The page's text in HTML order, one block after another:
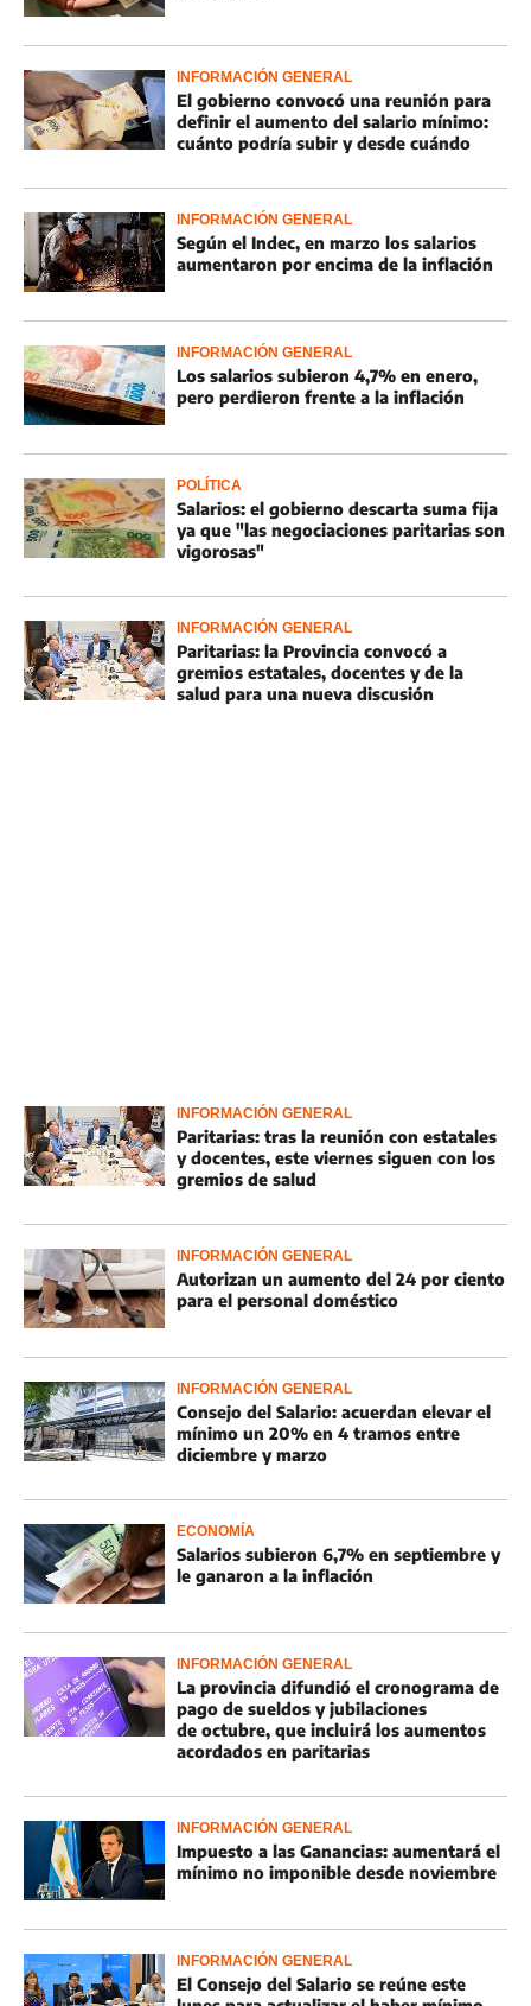
INFORMACIÓN GENERAL
El gobierno convocó una reunión para
definir el aumento del salario mínimo:
cuánto podría subir y desde cuándo
INFORMACIÓN GENERAL
Según el Indec, en marzo los salarios
aumentaron por encima de la inflación
INFORMACIÓN GENERAL
Los salarios subieron 4,7% en enero,
pero perdieron frente a la inflación
POLÍTICA
Salarios: el gobierno descarta suma fija
ya que "las negociaciones paritarias son
vigorosas"
INFORMACIÓN GENERAL
Paritarias: la Provincia convocó a
gremios estatales, docentes y de la
salud para una nueva discusión
INFORMACIÓN GENERAL
Paritarias: tras la reunión con estatales
y docentes, este viernes siguen con los
gremios de salud
INFORMACIÓN GENERAL
Autorizan un aumento del 24 por ciento
para el personal doméstico
INFORMACIÓN GENERAL
Consejo del Salario: acuerdan elevar el
mínimo un 20% en 4 tramos entre
diciembre y marzo
ECONOMÍA
Salarios subieron 6,7% en septiembre y
le ganaron a la inflación
INFORMACIÓN GENERAL
La provincia difundió el cronograma de
pago de sueldos y jubilaciones
de octubre, que incluirá los aumentos
acordados en paritarias
INFORMACIÓN GENERAL
Impuesto a las Ganancias: aumentará el
mínimo no imponible desde noviembre
INFORMACIÓN GENERAL
El Consejo del Salario se reúne este